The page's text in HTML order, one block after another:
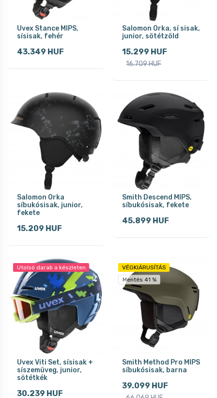
Uvex Stance MIPS,
sísisak, fehér
43.349 HUF
Salomon Orka, sí sisak,
junior, sötétzöld
15.299 HUF
16.709 HUF
Salomon Orka
síbukósisak, junior,
fekete
15.209 HUF
Smith Descend MIPS,
síbukósisak, fekete
45.899 HUF
Utolsó darab a készleten
Uvex Viti Set, sísisak +
síszemüveg, junior,
sötétkék
30.239 HUF
VÉGKIÁRUSÍTÁS
Mentés 41 %
Smith Method Pro MIPS
síbukósisak, barna
39.099 HUF